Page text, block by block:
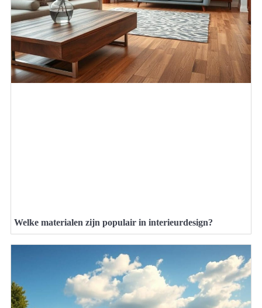
Welke materialen zijn populair in interieurdesign?